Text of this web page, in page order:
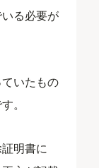
る必要が
いたもの
。
明書に